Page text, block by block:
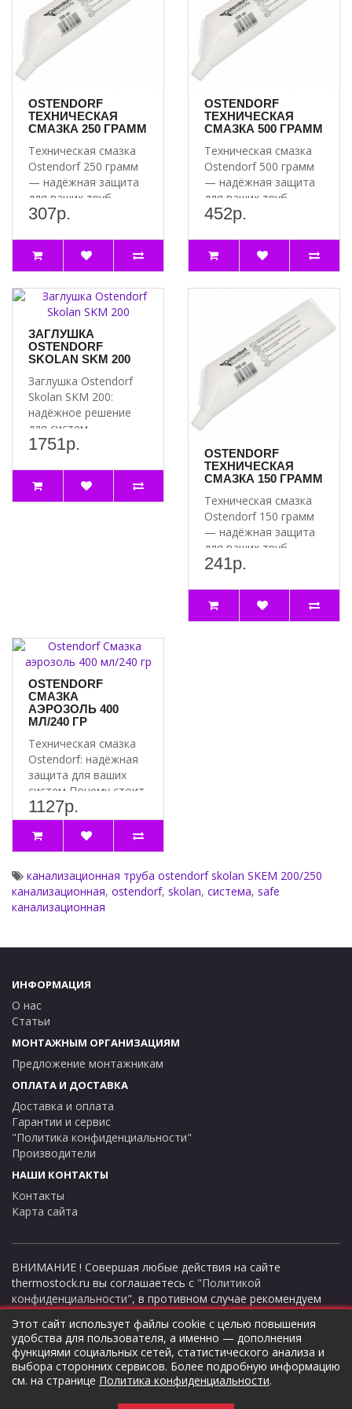
OSTENDORF
ТЕХНИЧЕСКАЯ
СМАЗКА 250 ГРАММ
Техническая смазка
Ostendorf 250 грамм
— надёжная защита
для ваших труб
Почему стоит
307р.
OSTENDORF
ТЕХНИЧЕСКАЯ
СМАЗКА 500 ГРАММ
Техническая смазка
Ostendorf 500 грамм
— надёжная защита
для ваших труб
Почему стоит
452р.
ЗАГЛУШКА
OSTENDORF
SKOLAN SKM 200
Заглушка Ostendorf
Skolan SKM 200:
надёжное решение
для систем
водоснабжения
выбрать..
1751р.
OSTENDORF
ТЕХНИЧЕСКАЯ
СМАЗКА 150 ГРАММ
Техническая смазка
Ostendorf 150 грамм
— надёжная защита
для ваших труб
Почему стоит
241р.
OSTENDORF
СМАЗКА
АЭРОЗОЛЬ 400
МЛ/240 ГР
Техническая смазка
Ostendorf: надёжная
защита для ваших
систем Почему стоит
выбрать смазку
Ostend..
1127р.
канализационная труба ostendorf skolan SKEM 200/250
канализационная, ostendorf, skolan, система, safe
канализационная
ИНФОРМАЦИЯ
О нас
Статьи
МОНТАЖНЫМ ОРГАНИЗАЦИЯМ
Предложение монтажникам
ОПЛАТА И ДОСТАВКА
Доставка и оплата
Гарантии и сервис
"Политика конфиденциальности"
Производители
НАШИ КОНТАКТЫ
Контакты
Карта сайта
ВНИМАНИЕ ! Совершая любые действия на сайте
thermostock.ru вы соглашаетесь с "Политикой
конфиденциальности", в противном случае рекомендуем
покинуть данный сайт. Цены и информация представлена на
данном сайте в ознакомительных целях и не являются
публичной офертой ни при каких обстоятельствах!
ТермоСток - все для отопления и водоснабжения © 2026
Этот сайт использует файлы cookie с целью повышения
удобства для пользователя, а именно — дополнения
функциями социальных сетей, статистического анализа и
выбора сторонних сервисов. Более подробную информацию
см. на странице Политика конфиденциальности.